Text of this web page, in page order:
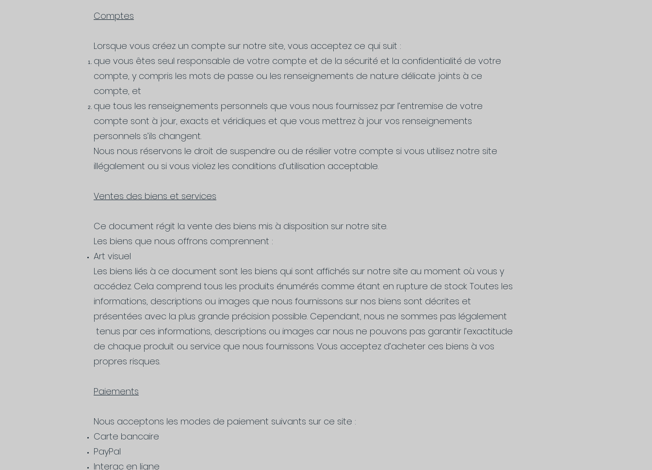
Comptes
Lorsque vous créez un compte sur notre site, vous acceptez ce qui suit :
que vous êtes seul responsable de votre compte et de la sécurité et la confidentialité de votre
compte, y compris les mots de passe ou les renseignements de nature délicate joints à ce
compte, et
que tous les renseignements personnels que vous nous fournissez par l’entremise de votre
compte sont à jour, exacts et véridiques et que vous mettrez à jour vos renseignements
personnels s’ils changent.
Nous nous réservons le droit de suspendre ou de résilier votre compte si vous utilisez notre site
illégalement ou si vous violez les conditions d’utilisation acceptable.
Ventes des biens et services
Ce document régit la vente des biens mis à disposition sur notre site.
Les biens que nous offrons comprennent :
Art visuel
Les biens liés à ce document sont les biens qui sont affichés sur notre site au moment où vous y
accédez. Cela comprend tous les produits énumérés comme étant en rupture de stock. Toutes les
informations, descriptions ou images que nous fournissons sur nos biens sont décrites et
présentées avec la plus grande précision possible. Cependant, nous ne sommes pas légalement
tenus par ces informations, descriptions ou images car nous ne pouvons pas garantir l’exactitude
de chaque produit ou service que nous fournissons. Vous acceptez d’acheter ces biens à vos
propres risques.
Paiements
Nous acceptons les modes de paiement suivants sur ce site :
Carte bancaire
PayPal
Interac en ligne